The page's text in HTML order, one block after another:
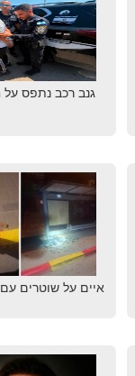
גנב רכב נתפס על
איים על שוטרים